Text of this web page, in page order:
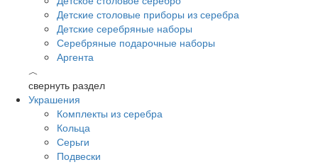
Детские столовые приборы из серебра
Детские серебряные наборы
Серебряные подарочные наборы
Аргента
︿
свернуть раздел
Украшения
Комплекты из серебра
Кольца
Серьги
Подвески